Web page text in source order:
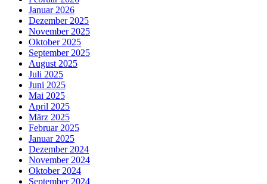
Januar 2026
Dezember 2025
November 2025
Oktober 2025
September 2025
August 2025
Juli 2025
Juni 2025
Mai 2025
April 2025
März 2025
Februar 2025
Januar 2025
Dezember 2024
November 2024
Oktober 2024
September 2024